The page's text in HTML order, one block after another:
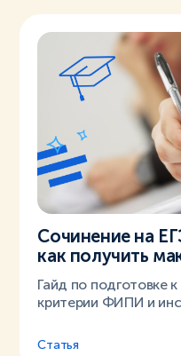
Сочинение на
как получить
Гайд по подготовке
критерии ФИПИ и
Статья